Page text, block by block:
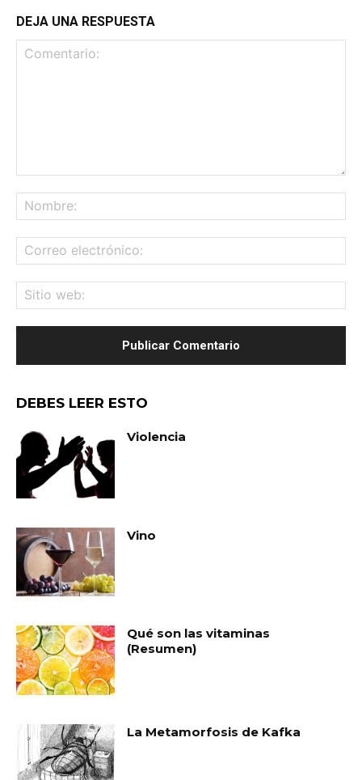
DEJA UNA RESPUESTA
DEBES LEER ESTO
Violencia
Vino
Qué son las vitaminas
(Resumen)
La Metamorfosis de Kafka